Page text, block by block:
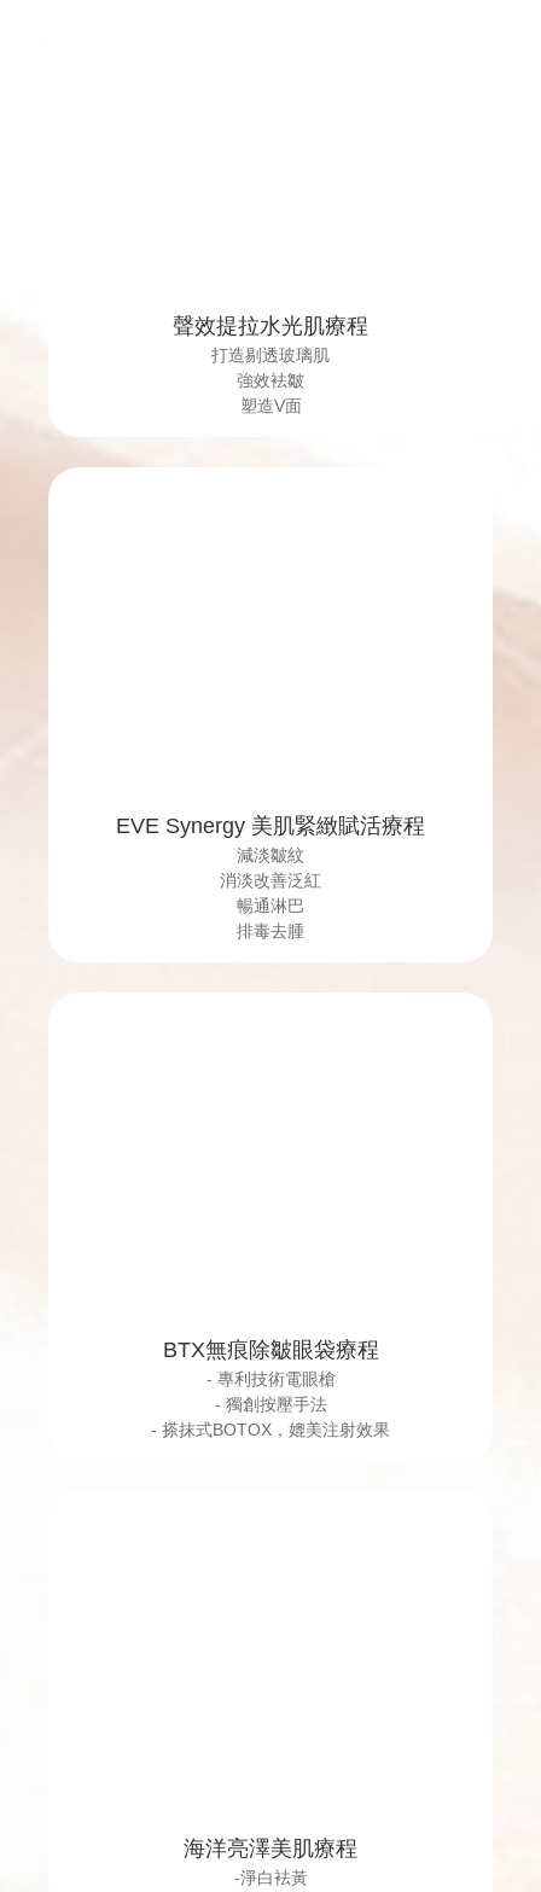
聲效提拉水光肌療程
打造剔透玻璃肌
強效袪皺
塑造V面
EVE Synergy 美肌緊緻賦活療程
減淡皺紋
消淡改善泛紅
暢通淋巴
排毒去腫
BTX無痕除皺眼袋療程
- 專利技術電眼槍
- 獨創按壓手法
- 搽抹式BOTOX，媲美注射效果
海洋亮澤美肌療程
-淨白袪黃